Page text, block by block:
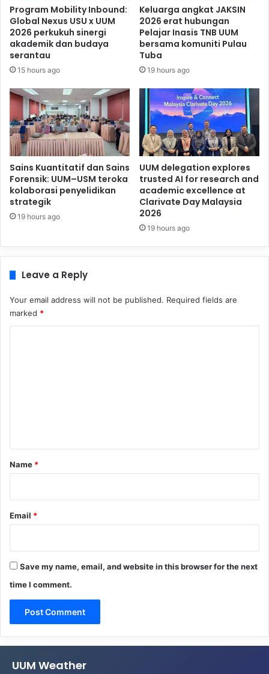
Program Mobility Inbound:
Global Nexus USU x UUM
2026 perkukuh sinergi
akademik dan budaya
serantau
15 hours ago
Keluarga angkat JAKSIN
2026 erat hubungan
Pelajar Inasis TNB UUM
bersama komuniti Pulau
Tuba
19 hours ago
Sains Kuantitatif dan Sains
Forensik: UUM–USM teroka
kolaborasi penyelidikan
strategik
19 hours ago
UUM delegation explores
trusted AI for research and
academic excellence at
Clarivate Day Malaysia
2026
19 hours ago
Leave a Reply
Your email address will not be published. Required fields are
marked *
*
Name *
Email *
Save my name, email, and website in this browser for the next
time I comment.
UUM Weather